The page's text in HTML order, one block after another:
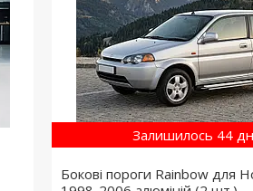
Залишилось 44
Бокові пороги Rainbow для